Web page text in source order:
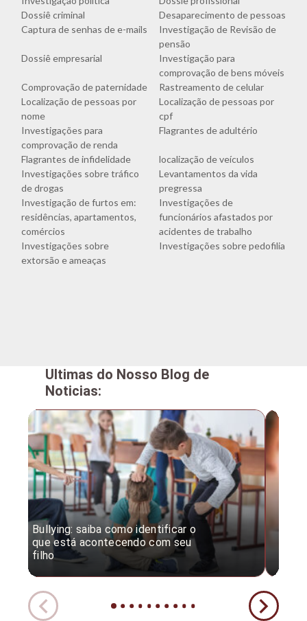
Dossiê criminal
Desaparecimento de pessoas
Captura de senhas de e-mails
Investigação de Revisão de
pensão
Dossiê empresarial
Investigação para
comprovação de bens móveis
Comprovação de paternidade
Rastreamento de celular
Localização de pessoas por
nome
Localização de pessoas por
cpf
Investigações para
comprovação de renda
Flagrantes de adultério
Flagrantes de infidelidade
localização de veículos
Investigações sobre tráfico
de drogas
Levantamentos da vida
pregressa
Investigação de furtos em:
residências, apartamentos,
comércios
Investigações de
funcionários afastados por
acidentes de trabalho
Investigações sobre
extorsão e ameaças
Investigações sobre pedofilia
Ultimas do Nosso Blog de
Noticias:
Bullying: saiba como identificar o
que está acontecendo com seu
filho